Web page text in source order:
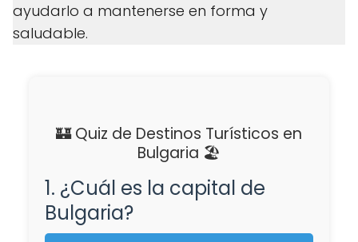
ayudarlo a mantenerse en forma y
saludable.
🏰 Quiz de Destinos Turísticos en
Bulgaria 🏖️
1. ¿Cuál es la capital de
Bulgaria?